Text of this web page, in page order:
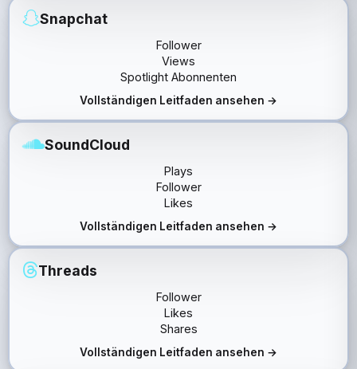
Snapchat
Follower
Views
Spotlight Abonnenten
Vollständigen Leitfaden ansehen →
SoundCloud
Plays
Follower
Likes
Vollständigen Leitfaden ansehen →
Threads
Follower
Likes
Shares
Vollständigen Leitfaden ansehen →